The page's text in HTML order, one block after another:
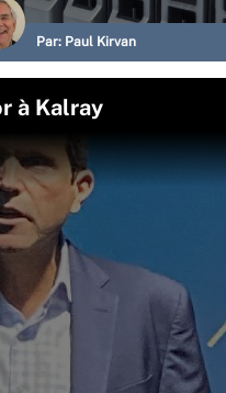
Par: Paul Kirvan
à Kalray